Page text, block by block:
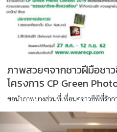
ภาพสวยๆจากชาวฝีมือชา
โครงการ CP Green
ขอนำภาพบางส่วนที่เพื่อนๆชาวซีพีที่รักก